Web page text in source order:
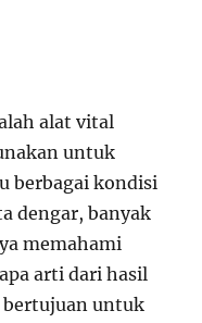
alat vital
untuk
berbagai kondisi
dengar, banyak
memahami
arti dari hasil
untuk